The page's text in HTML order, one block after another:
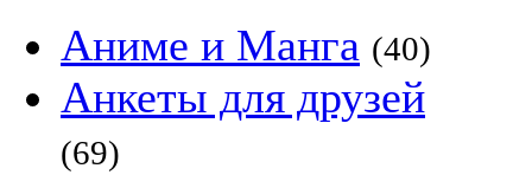
Аниме и Манга (40)
Анкеты для друзей
(69)